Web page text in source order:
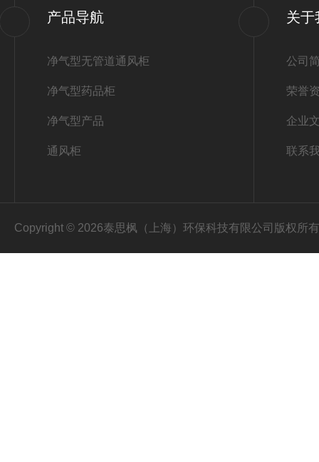
产品导航
净气型无管道通风柜
净气型药品柜
净气型产品
通风柜
关于
公司
荣誉
企业
联系
Copyright © 2026泰思枫（上海）环保科技有限公司版权